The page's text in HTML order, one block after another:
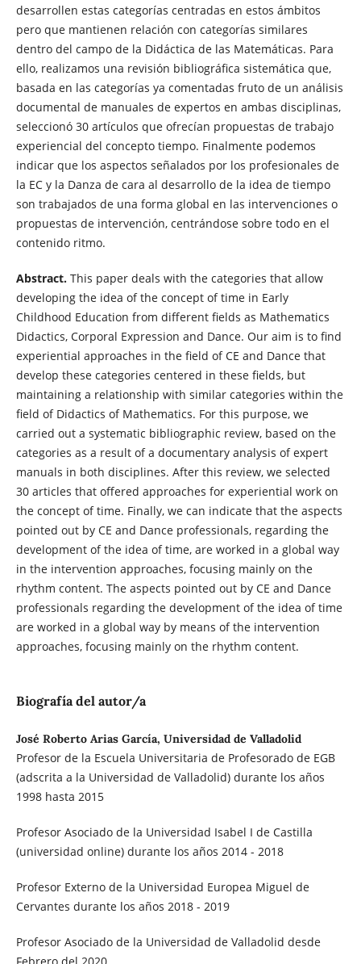
desarrollen estas categorías centradas en estos ámbitos
pero que mantienen relación con categorías similares
dentro del campo de la Didáctica de las Matemáticas. Para
ello, realizamos una revisión bibliográfica sistemática que,
basada en las categorías ya comentadas fruto de un análisis
documental de manuales de expertos en ambas disciplinas,
seleccionó 30 artículos que ofrecían propuestas de trabajo
experiencial del concepto tiempo. Finalmente podemos
indicar que los aspectos señalados por los profesionales de
la EC y la Danza de cara al desarrollo de la idea de tiempo
son trabajados de una forma global en las intervenciones o
propuestas de intervención, centrándose sobre todo en el
contenido ritmo.
Abstract. This paper deals with the categories that allow
developing the idea of the concept of time in Early
Childhood Education from different fields as Mathematics
Didactics, Corporal Expression and Dance. Our aim is to find
experiential approaches in the field of CE and Dance that
develop these categories centered in these fields, but
maintaining a relationship with similar categories within the
field of Didactics of Mathematics. For this purpose, we
carried out a systematic bibliographic review, based on the
categories as a result of a documentary analysis of expert
manuals in both disciplines. After this review, we selected
30 articles that offered approaches for experiential work on
the concept of time. Finally, we can indicate that the aspects
pointed out by CE and Dance professionals, regarding the
development of the idea of time, are worked in a global way
in the intervention approaches, focusing mainly on the
rhythm content. The aspects pointed out by CE and Dance
professionals regarding the development of the idea of time
are worked in a global way by means of the intervention
approaches, focusing mainly on the rhythm content.
Biografía del autor/a
José Roberto Arias García, Universidad de Valladolid
Profesor de la Escuela Universitaria de Profesorado de EGB
(adscrita a la Universidad de Valladolid) durante los años
1998 hasta 2015
Profesor Asociado de la Universidad Isabel I de Castilla
(universidad online) durante los años 2014 - 2018
Profesor Externo de la Universidad Europea Miguel de
Cervantes durante los años 2018 - 2019
Profesor Asociado de la Universidad de Valladolid desde
Febrero del 2020.